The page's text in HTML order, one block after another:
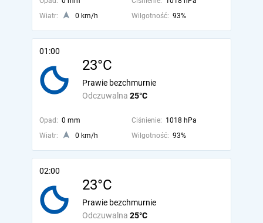
Wiatr:
0 km/h Wilgotność: 93%
01:00
23°C
Odczuwalna 25°C
Prawie bezchmurnie
Opad: 0 mm Ciśnienie: 1018 hPa
Wiatr:
0 km/h Wilgotność: 93%
02:00
23°C
Odczuwalna 25°C
Prawie bezchmurnie